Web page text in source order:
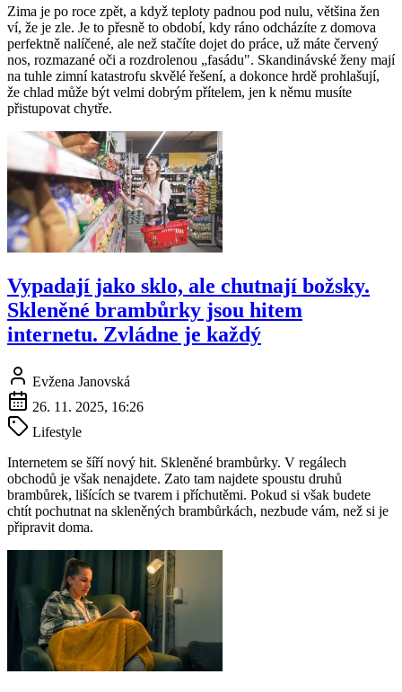
Zima je po roce zpět, a když teploty padnou pod nulu, většina žen
ví, že je zle. Je to přesně to období, kdy ráno odcházíte z domova
perfektně nalíčené, ale než stačíte dojet do práce, už máte červený
nos, rozmazané oči a rozdrolenou „fasádu". Skandinávské ženy mají
na tuhle zimní katastrofu skvělé řešení, a dokonce hrdě prohlašují,
že chlad může být velmi dobrým přítelem, jen k němu musíte
přistupovat chytře.
Vypadají jako sklo, ale chutnají božsky.
Skleněné brambůrky jsou hitem
internetu. Zvládne je každý
Evžena Janovská
26. 11. 2025, 16:26
Lifestyle
Internetem se šíří nový hit. Skleněné brambůrky. V regálech
obchodů je však nenajdete. Zato tam najdete spoustu druhů
brambůrek, lišících se tvarem i příchutěmi. Pokud si však budete
chtít pochutnat na skleněných brambůrkách, nezbude vám, než si je
připravit doma.